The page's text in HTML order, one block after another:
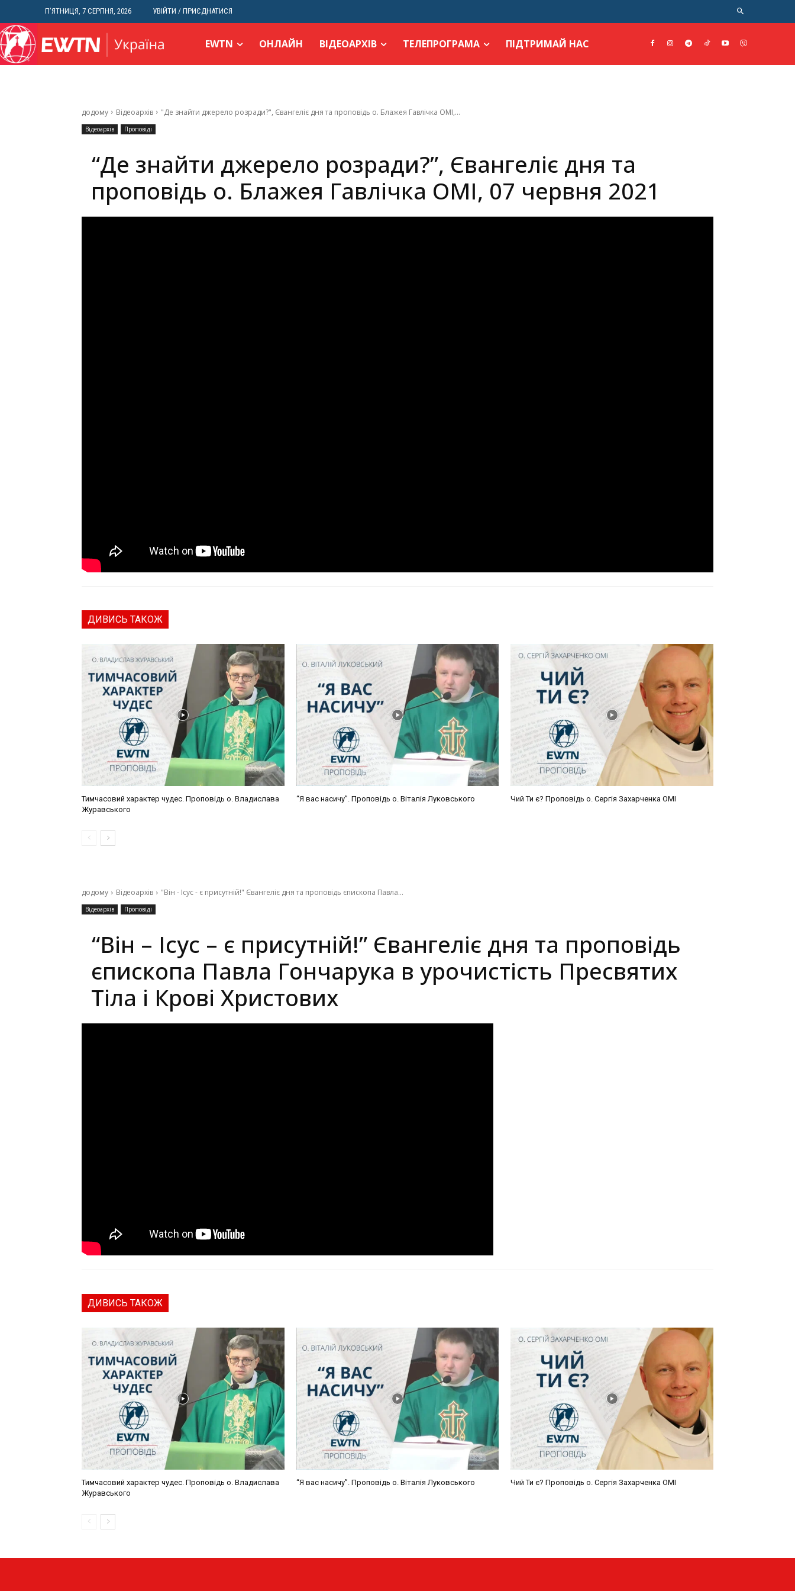
П’ЯТНИЦЯ, 7 СЕРПНЯ, 2026 УВІЙТИ / ПРИЄДНАТИСЯ
EWTN ОНЛАЙН ВІДЕОАРХІВ ТЕЛЕПРОГРАМА ПІДТРИМАЙ НАС
додому Відеоархів "Де знайти джерело розради?", Євангеліє дня та проповідь о. Блажея Гавлічка ОМІ,...
Відеоархів Проповіді
“Де знайти джерело розради?”, Євангеліє дня та
проповідь о. Блажея Гавлічка ОМІ, 07 червня 2021
ДИВИСЬ ТАКОЖ
Тимчасовий характер чудес. Проповідь о. Владислава
Журавського
“Я вас насичу”. Проповідь о. Віталія Луковського Чий Ти є? Проповідь о. Сергія Захарченка ОМІ